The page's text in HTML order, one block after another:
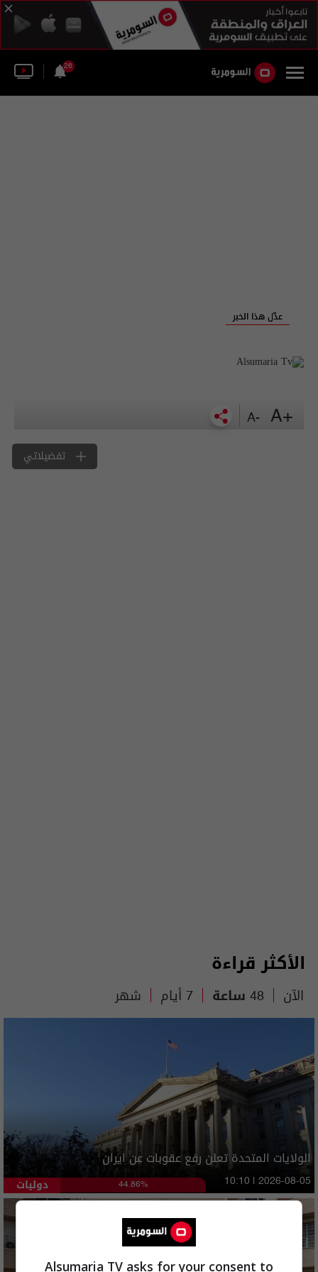
26
عدّل هذا الخبر
تفضيلاتي
+A
-A
الأكثر قراءة
الآن 48 ساعة 7 أيام شهر
الولايات المتحدة تعلن رفع عقوبات عن ايران
دوليات 44.86% 10:10 | 2026-08-05
Alsumaria TV asks for your consent to